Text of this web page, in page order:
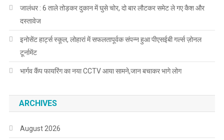
जालंधर : 6 ताले तोड़कर दुकान में घुसे चोर, दो बार लौटकर समेट ले गए कैश और
दस्तावेज
इनोसेंट हार्ट्स स्कूल, लोहारां में सफलतापूर्वक संपन्न हुआ पीएसईबी गर्ल्स ज़ोनल
टूर्नामेंट
भार्गव कैंप फायरिंग का नया CCTV आया सामने,जान बचाकर भागे लोग
ARCHIVES
August 2026